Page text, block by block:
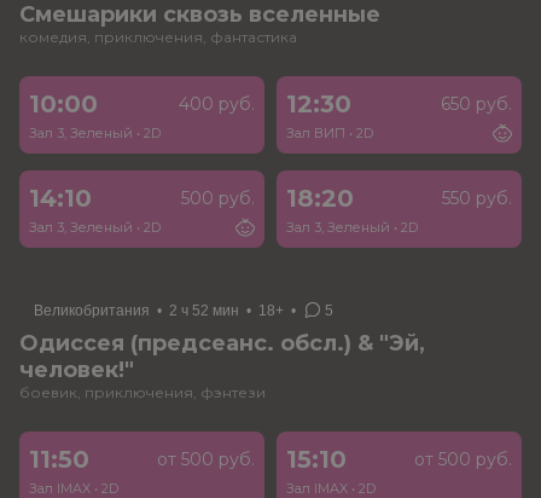
Смешарики сквозь вселенные
комедия, приключения, фантастика
10:00 400 руб.
Зал 3, Зеленый • 2D
12:30 650 руб.
Зал ВИП • 2D
14:10 500 руб.
Зал 3, Зеленый • 2D
18:20 550 руб.
Зал 3, Зеленый • 2D
Великобритания • 2 ч 52 мин • 18+ • 5
Одиссея (предсеанс. обсл.) & "Эй,
человек!"
боевик, приключения, фэнтези
11:50 от 500 руб.
Зал IMAX • 2D
15:10 от 500 руб.
Зал IMAX • 2D